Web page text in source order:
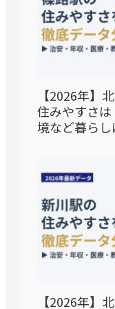
【2026年】
住みやすさ
境など暮ら
【2026年】